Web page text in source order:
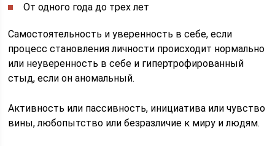
От одного года до трех лет
Самостоятельность и уверенность в себе, если
процесс становления личности происходит нормально
или неуверенность в себе и гипертрофированный
стыд, если он аномальный.
Активность или пассивность, инициатива или чувство
вины, любопытство или безразличие к миру и людям.